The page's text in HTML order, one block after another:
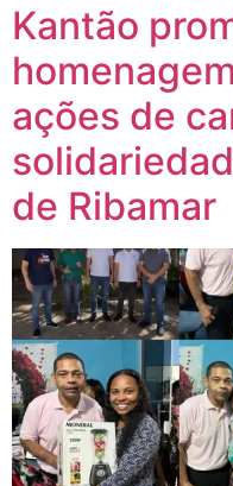
Kantão
ações de
de Ribamar